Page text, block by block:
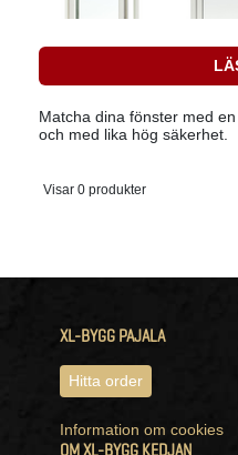
Matcha dina fönster med
och med lika hög säkerhet.
Visar 0 produkter
XL-BYGG PAJALA
Hitta order
Information om cookies
OM XL-BYGG KEDJAN